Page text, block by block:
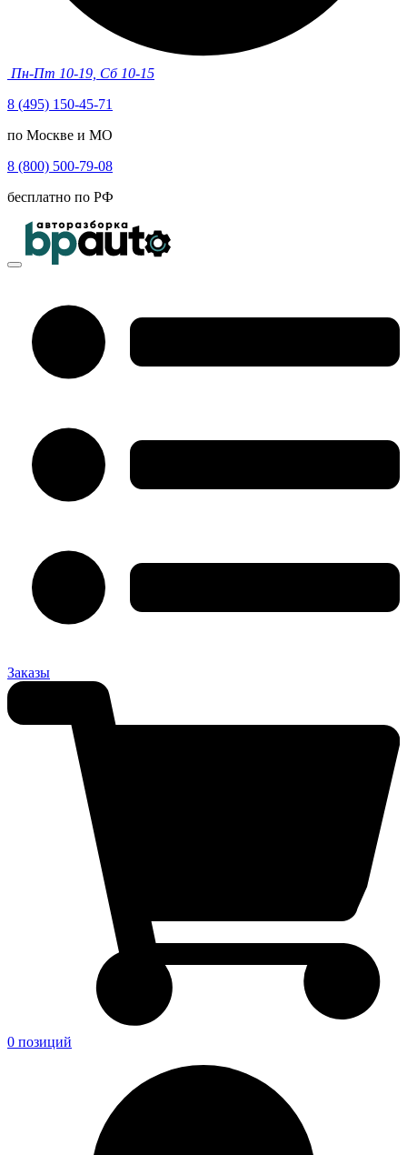
Пн-Пт 10-19, Сб 10-15
8 (495) 150-45-71
по Москве и МО
8 (800) 500-79-08
бесплатно по РФ
Заказы
0 позиций